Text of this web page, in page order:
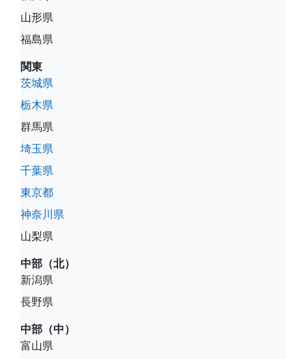
山形県
福島県
関東
茨城県
栃木県
群馬県
埼玉県
千葉県
東京都
神奈川県
山梨県
中部（北）
新潟県
長野県
中部（中）
富山県